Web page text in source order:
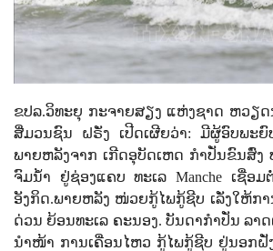
ຂປລ.ວິທະຍຸ ກະຈາຍສຽງ ແຫ່ງຊາດ ຫວຽດ
ສື່ມວນຊົນ ຝຣັ່ງ
ເປີດເຜີຍວ່າ: ມີຜູ້ອົບພະຍົ
ພາຍຫລັງຈາກ ເກີດອຸບັດເຫດ ກຳປັ່ນຂົນສົ່ງ
ຈົມນ້ຳ ຢູ່ຊ່ອງແຄບ ທະເລ Manche ເຊື່ອ
ອັງກິດ.ພາຍຫລັງ ໜ່ວຍກູ້ໄພກູ້ຊີບ ເລັ່ງໃຫ້ກ
ດ່ວນ ຍ້ອນທະເລ ຄະນອງ. ບັນດາກຳປັ່ນ ລາ
ນຳໜ້າ ການເຄື່ອນໄຫວ ກູ້ໄພກູ້ຊີບ ຢູ່ນອກຝັ່